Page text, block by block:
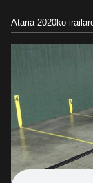
Ataria 2020ko